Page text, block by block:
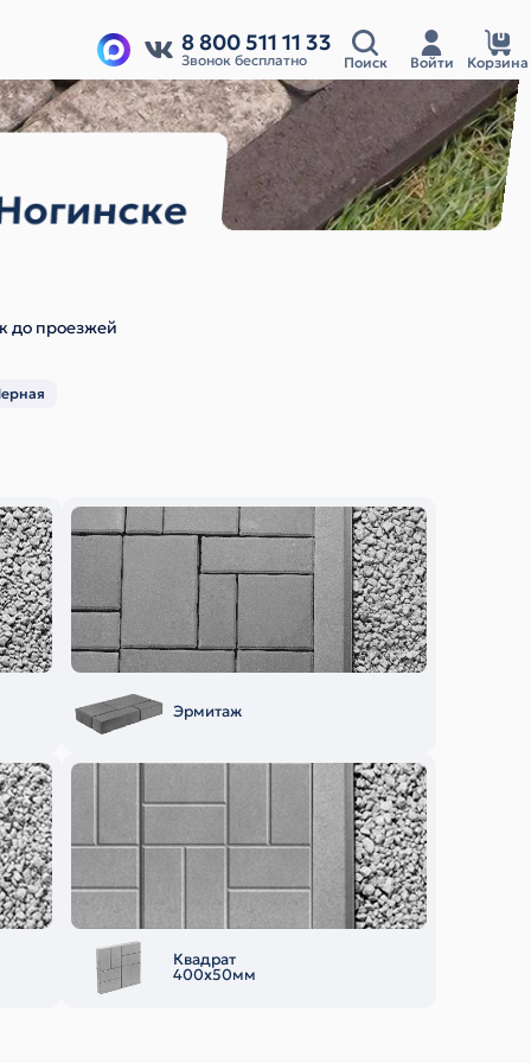
8 800 511 11 33
Звонок бесплатно Поиск Войти Корзина
до проезжей
Эрмитаж
Квадрат
400х50мм